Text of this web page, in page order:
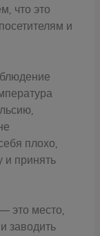
что это
и
плохо,
и принять
это место,
заводить